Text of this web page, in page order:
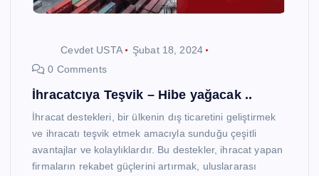
Cevdet USTA
Şubat 18, 2024
0 Comments
İhracatcıya Teşvik – Hibe yağacak ..
İhracat destekleri, bir ülkenin dış ticaretini geliştirmek
ve ihracatı teşvik etmek amacıyla sunduğu çeşitli
avantajlar ve kolaylıklardır. Bu destekler, ihracat yapan
firmaların rekabet güçlerini artırmak, uluslararası